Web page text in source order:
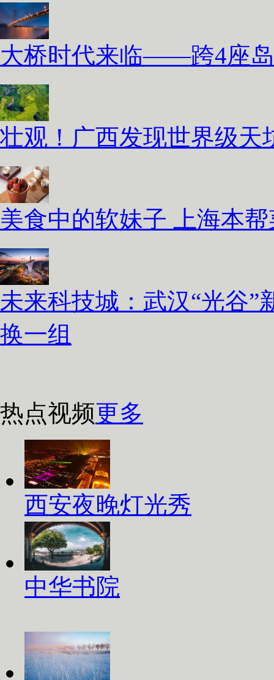
大桥时代来临——跨4座
壮观！广西发现世界级天
美食中的软妹子 上海本
未来科技城：武汉“光谷”
换一组
热点视频更多
西安夜晚灯光秀
中华书院